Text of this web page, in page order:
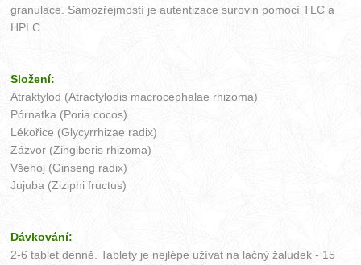
granulace. Samozřejmostí je autentizace surovin pomocí TLC a
HPLC.
Složení:
Atraktylod (Atractylodis macrocephalae rhizoma)
Pórnatka (Poria cocos)
Lékořice (Glycyrrhizae radix)
Zázvor (Zingiberis rhizoma)
Všehoj (Ginseng radix)
Jujuba (Ziziphi fructus)
Dávkování:
2-6 tablet denně. Tablety je nejlépe užívat na lačný žaludek - 15